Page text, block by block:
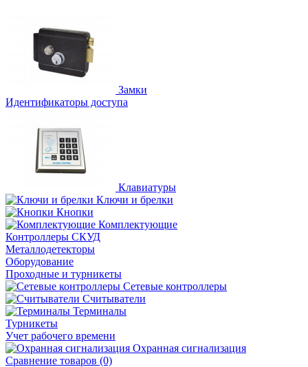
Замки
Идентификаторы доступа
Клавиатуры
Ключи и брелки
Кнопки
Комплектующие
Контроллеры СКУД
Металлодетекторы
Оборудование
Проходные и турникеты
Сетевые контроллеры
Считыватели
Терминалы
Турникеты
Учет рабочего времени
Охранная сигнализация
Сравнение товаров (0)